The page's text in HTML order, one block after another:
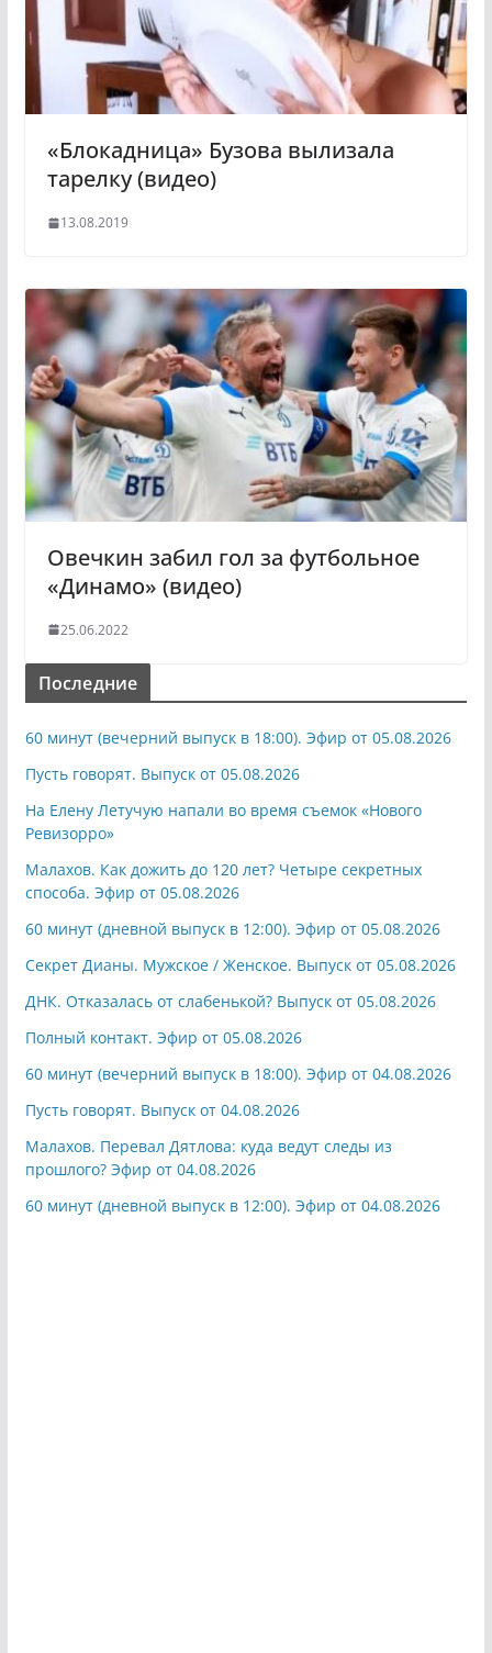
«Блокадница» Бузова вылизала
тарелку (видео)
13.08.2019
Овечкин забил гол за футбольное
«Динамо» (видео)
25.06.2022
Последние
60 минут (вечерний выпуск в 18:00). Эфир от 05.08.2026
Пусть говорят. Выпуск от 05.08.2026
На Елену Летучую напали во время съемок «Нового
Ревизорро»
Малахов. Как дожить до 120 лет? Четыре секретных
способа. Эфир от 05.08.2026
60 минут (дневной выпуск в 12:00). Эфир от 05.08.2026
Секрет Дианы. Мужское / Женское. Выпуск от 05.08.2026
ДНК. Отказалась от слабенькой? Выпуск от 05.08.2026
Полный контакт. Эфир от 05.08.2026
60 минут (вечерний выпуск в 18:00). Эфир от 04.08.2026
Пусть говорят. Выпуск от 04.08.2026
Малахов. Перевал Дятлова: куда ведут следы из
прошлого? Эфир от 04.08.2026
60 минут (дневной выпуск в 12:00). Эфир от 04.08.2026